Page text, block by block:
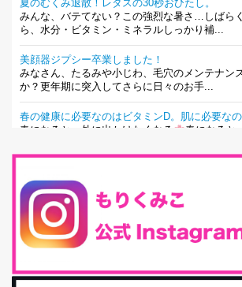
夏のむくみ退散！レタスの30秒おひたし。
みんな、バテてない？この強烈な暑さ…しばら
ら、水分・ビタミン・ミネラルしっかり補...
美顔器ジプシー卒業しました！
みなさん、たるみや小じわ、毛穴のメンテナン
か？更年期に突入してさらに日々のお手...
春の健康に必要なのはビタミンD。肌に必要なの
春になると、外に出かけたくなる
春になると
最近、グラノーラ迷子になっていた私です。が
味しくて栄養たっぷりのグラノーラを発...
腸活は「食事」だけだと思っていませんか？私
腸内環境を整えることは、健康維持の中でいっ